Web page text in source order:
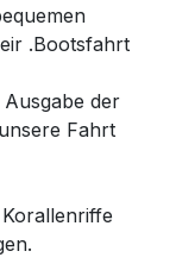
.Bootsfahrt
der
Fahrt